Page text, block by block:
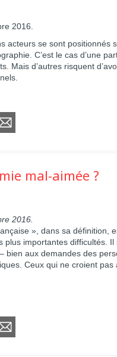
2016.
acteurs se sont positionnés
C’est le cas d’une
Mais d’autres risquent
mal-aimée ?
2016.
», dans sa définition,
plus importantes difficultés.
bien aux demandes des
. Ceux qui ne croient